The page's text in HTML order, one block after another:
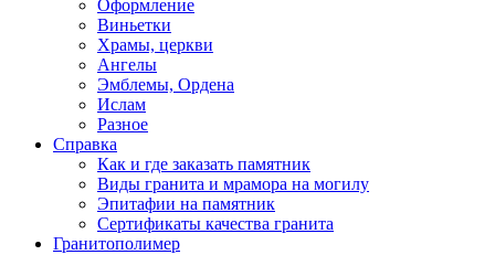
Оформление
Виньетки
Храмы, церкви
Ангелы
Эмблемы, Ордена
Ислам
Разное
Справка
Как и где заказать памятник
Виды гранита и мрамора на могилу
Эпитафии на памятник
Сертификаты качества гранита
Гранитополимер